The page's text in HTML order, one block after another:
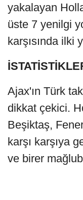
yakalayan
üste 7 yenilgi
karşısında ilki
Ajax'ın Türk
dikkat çekici.
Beşiktaş,
karşı karşıya
ve birer